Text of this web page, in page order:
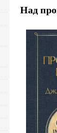
Над